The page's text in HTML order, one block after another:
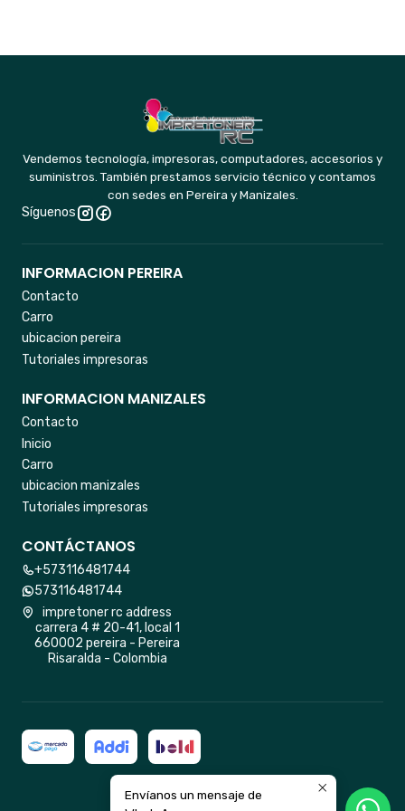
Vendemos tecnología, impresoras, computadores, accesorios y
suministros. También prestamos servicio técnico y contamos
con sedes en Pereira y Manizales.
Síguenos
INFORMACION PEREIRA
Contacto
Carro
ubicacion pereira
Tutoriales impresoras
INFORMACION MANIZALES
Contacto
Inicio
Carro
ubicacion manizales
Tutoriales impresoras
CONTÁCTANOS
+573116481744
573116481744
impretoner rc address
carrera 4 # 20-41, local 1
660002 pereira - Pereira
Risaralda - Colombia
2026 impretoner rc.
Envíanos un mensaje de